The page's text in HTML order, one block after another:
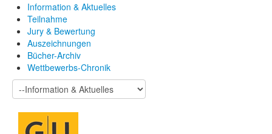
Information & Aktuelles
Teilnahme
Jury & Bewertung
Auszeichnungen
Bücher-Archiv
Wettbewerbs-Chronik